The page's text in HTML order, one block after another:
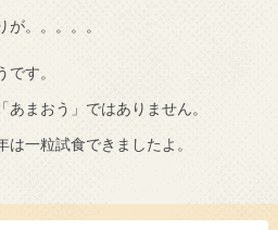
。。。。。
です。
まおう」ではありません。
一粒試食できましたよ。